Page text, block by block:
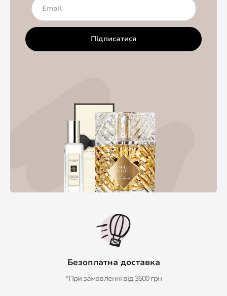
Підписатися
Безоплатна доставка
*При замовленні від 3500 грн